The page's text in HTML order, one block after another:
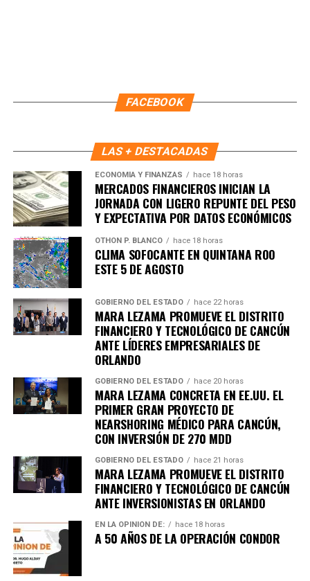
FACEBOOK
LAS + DESTACADAS
ECONOMÍA Y FINANZAS hace 18 horas
MERCADOS FINANCIEROS INICIAN LA
JORNADA CON LIGERO REPUNTE DEL PESO
Y EXPECTATIVA POR DATOS ECONÓMICOS
OTHON P. BLANCO hace 18 horas
CLIMA SOFOCANTE EN QUINTANA ROO
ESTE 5 DE AGOSTO
GOBIERNO DEL ESTADO hace 22 horas
MARA LEZAMA PROMUEVE EL DISTRITO
FINANCIERO Y TECNOLÓGICO DE CANCÚN
ANTE LÍDERES EMPRESARIALES DE
ORLANDO
GOBIERNO DEL ESTADO hace 20 horas
MARA LEZAMA CONCRETA EN EE.UU. EL
PRIMER GRAN PROYECTO DE
NEARSHORING MÉDICO PARA CANCÚN,
CON INVERSIÓN DE 270 MDD
GOBIERNO DEL ESTADO hace 21 horas
MARA LEZAMA PROMUEVE EL DISTRITO
FINANCIERO Y TECNOLÓGICO DE CANCÚN
ANTE INVERSIONISTAS EN ORLANDO
EN LA OPINIÓN DE: hace 18 horas
A 50 AÑOS DE LA OPERACIÓN CONDOR